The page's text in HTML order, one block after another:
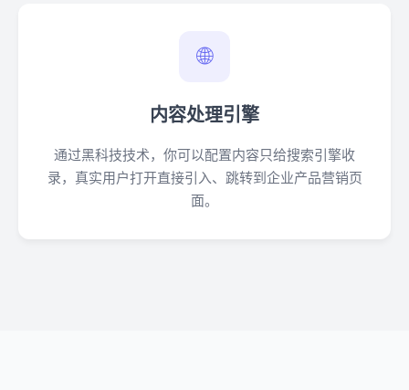
🌐
内容处理引擎
通过黑科技技术，你可以配置内容只给搜索引擎收
录，真实用户打开直接引入、跳转到企业产品营销页
面。